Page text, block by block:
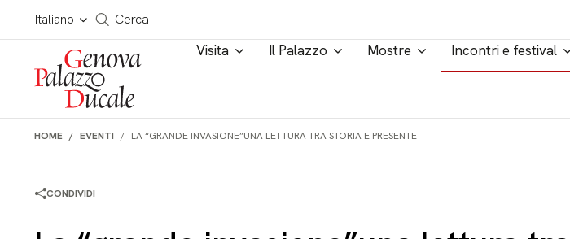
Salta al contenuto
Italiano
Cerca in tutto il sito
Cerca
Visita Il Palazzo Mostre Incontri e festival
HOME EVENTI LA “GRANDE INVASIONE”UNA LETTURA TRA STORIA E PRESENTE
CONDIVIDI